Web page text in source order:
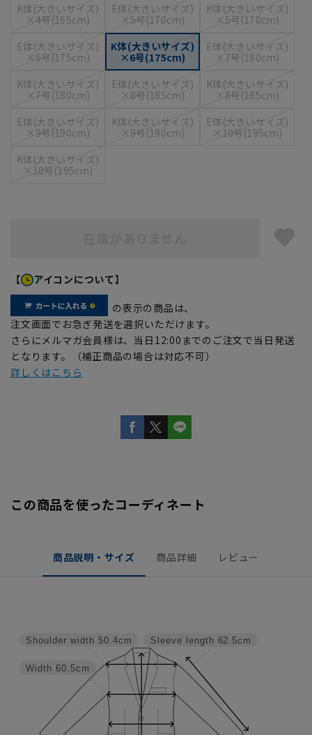
K体(大きいサイズ)
×4号(165cm)
E体(大きいサイズ)
×5号(170cm)
K体(大きいサイズ)
×5号(170cm)
E体(大きいサイズ)
×6号(175cm)
K体(大きいサイズ)
×6号(175cm)
E体(大きいサイズ)
×7号(180cm)
K体(大きいサイズ)
×7号(180cm)
E体(大きいサイズ)
×8号(185cm)
K体(大きいサイズ)
×8号(185cm)
E体(大きいサイズ)
×9号(190cm)
K体(大きいサイズ)
×9号(190cm)
E体(大きいサイズ)
×10号(195cm)
K体(大きいサイズ)
×10号(195cm)
【 アイコンについて】
の表示の商品は、
注文画面でお急ぎ発送を選択いただけます。
さらにメルマガ会員様は、当日12:00までのご注文で当日発送
となります。（補正商品の場合は対応不可）
詳しくはこちら
この商品を使ったコーディネート
商品説明・サイズ 商品詳細 レビュー
Sleeve length 62.5cm
Width 60.5cm
Shoulder width 50.4cm